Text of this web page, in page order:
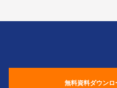
無料資料ダウンロ